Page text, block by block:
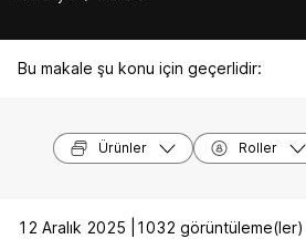
Bu makale şu konu için geçerlidir:
Ürünler Roller
12 Aralık 2025 |
1032 görüntüleme(ler) |